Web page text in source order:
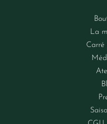
La
Carré